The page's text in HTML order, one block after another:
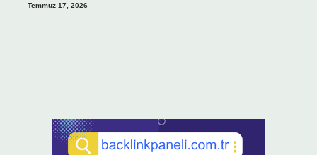
Temmuz 17, 2026